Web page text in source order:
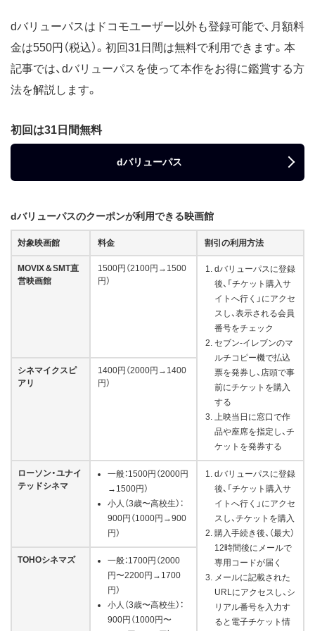
dバリューパスはドコモユーザー以外も登録可能で、月額料
金は550円（税込）。初回31日間は無料で利用できます。本
記事では、dバリューパスを使って本作をお得に鑑賞する方
法を解説します。
初回は31日間無料
dバリューパス
dバリューパスのクーポンが利用できる映画館
対象映画館 料金 割引の利用方法
MOVIX＆SMT直
営映画館
1500円（2100円→1500
円）
dバリューパスに登録
後、「チケット購入サ
イトへ行く」にアクセ
スし、表示される会員
番号をチェック
セブン-イレブンのマ
ルチコピー機で払込
票を発券し、店頭で事
前にチケットを購入
する
上映当日に窓口で作
品や座席を指定し、チ
ケットを発券する
シネマイクスピ
アリ
1400円（2000円→1400
円）
ローソン・ユナイ
テッドシネマ
一般：1500円（2000円
→1500円）
小人（3歳〜高校生）：
900円（1000円→900
円）
dバリューパスに登録
後、「チケット購入サ
イトへ行く」にアクセ
スし、チケットを購入
購入手続き後、（最大）
12時間後にメールで
専用コードが届く
メールに記載された
URLにアクセスし、シ
リアル番号を入力す
ると電子チケット情
TOHOシネマズ
一般：1700円（2000
円〜2200円→1700
円）
小人（3歳〜高校生）：
900円（1000円〜